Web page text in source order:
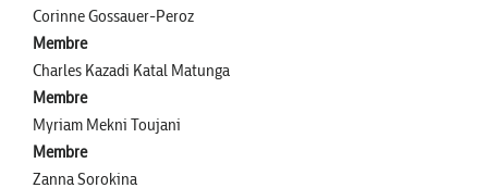
Corinne Gossauer-Peroz
Membre
Charles Kazadi Katal Matunga
Membre
Myriam Mekni Toujani
Membre
Zanna Sorokina